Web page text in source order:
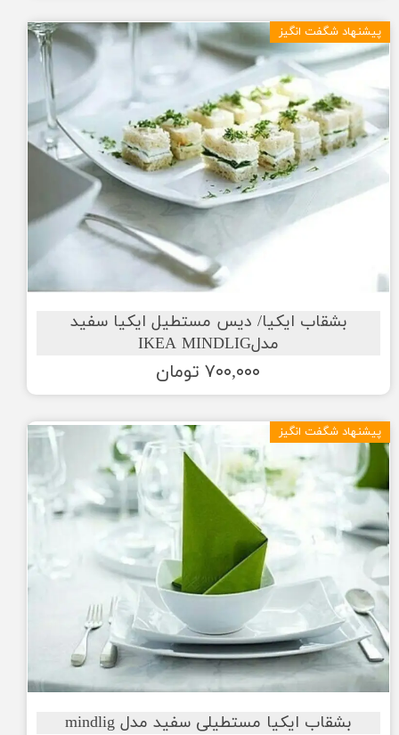
بشقاب ایکیا/ دیس مستطیل ایکیا سفید
مدلIKEA MINDLIG
۷۰۰,۰۰۰ تومان
پیشنهاد شگفت انگیز
بشقاب ایکیا مستطیلی سفید مدل mindlig
پیشنهاد شگفت انگیز